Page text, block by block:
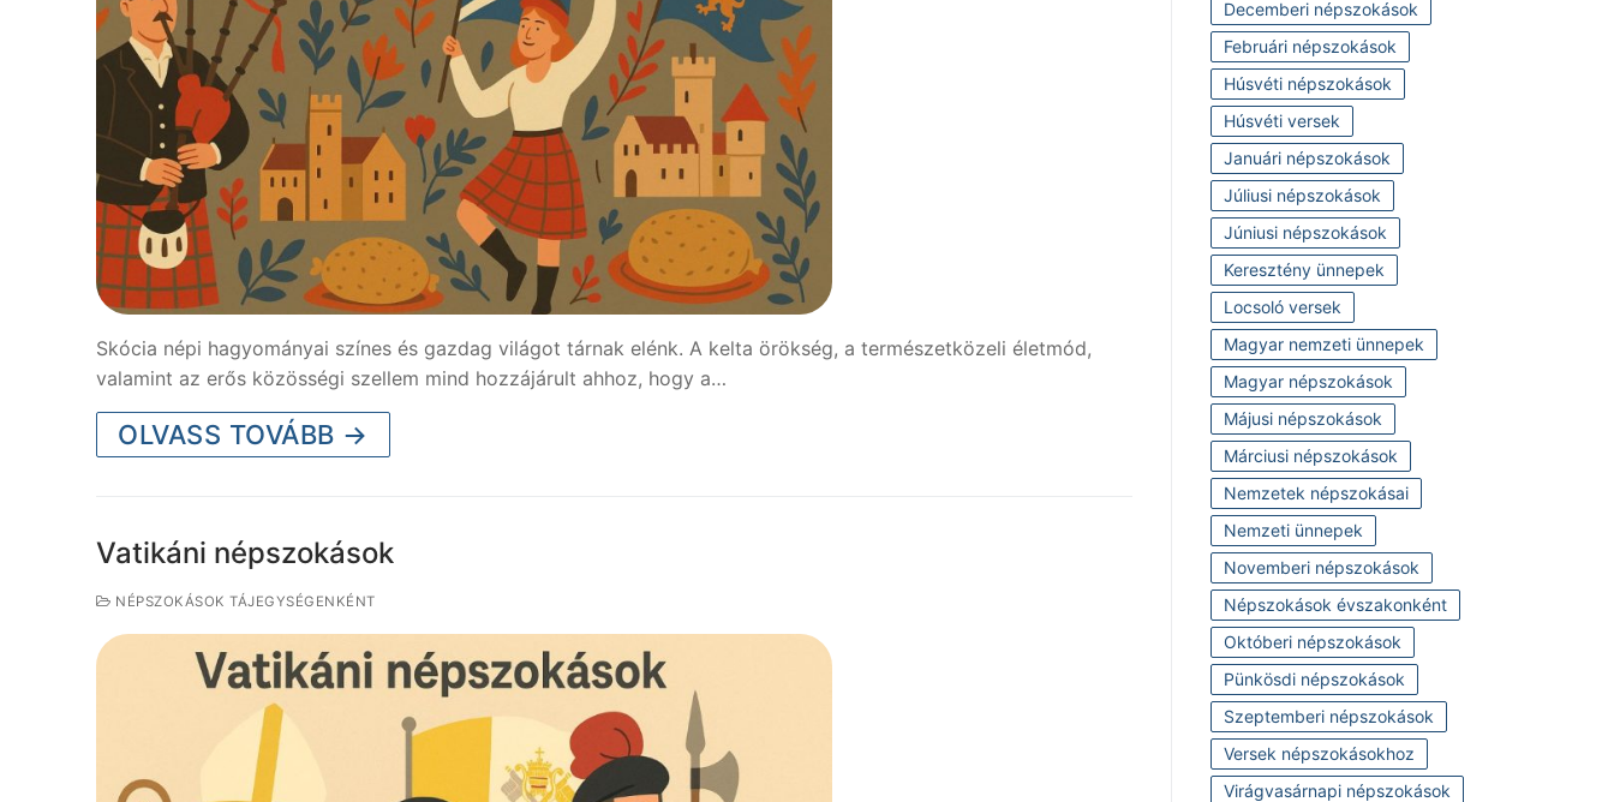
Skócia népi hagyományai színes és gazdag világot tárnak elénk. A kelta örökség, a természetközeli életmód,
valamint az erős közösségi szellem mind hozzájárult ahhoz, hogy a…
OLVASS TOVÁBB →
Vatikáni népszokások
NÉPSZOKÁSOK TÁJEGYSÉGENKÉNT
Decemberi népszokások
Februári népszokások
Húsvéti népszokások
Húsvéti versek
Januári népszokások
Júliusi népszokások
Júniusi népszokások
Keresztény ünnepek
Locsoló versek
Magyar nemzeti ünnepek
Magyar népszokások
Májusi népszokások
Márciusi népszokások
Nemzetek népszokásai
Nemzeti ünnepek
Novemberi népszokások
Népszokások évszakonként
Októberi népszokások
Pünkösdi népszokások
Szeptemberi népszokások
Versek népszokásokhoz
Virágvasárnapi népszokások